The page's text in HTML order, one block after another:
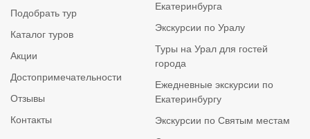
Подобрать тур
Каталог туров
Акции
Достопримечательности
Отзывы
Контакты
Екатеринбурга
Экскурсии по Уралу
Туры на Урал для гостей
города
Ежедневные экскурсии по
Екатеринбургу
Экскурсии по Святым местам